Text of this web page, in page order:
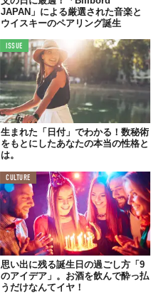
JAPAN」による厳選された音楽と
ウイスキーのペアリング誕生
ISSUE
生まれた「日付」でわかる！数秘術
をもとにしたあなたの本当の性格と
は。
CULTURE
思い出に残る誕生日の過ごし方「9
のアイデア」。お酒を飲んで酔っ払
うだけなんてイヤ！